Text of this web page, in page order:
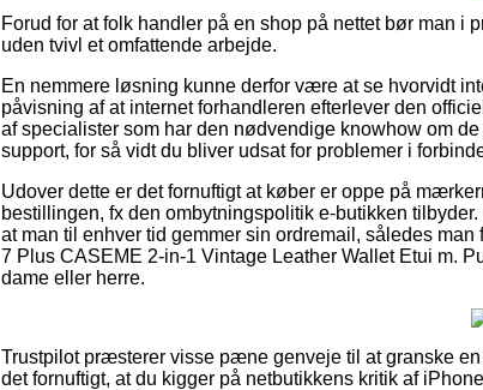
Forud for at folk handler på en shop på nettet bør man i
uden tvivl et omfattende arbejde.
En nemmere løsning kunne derfor være at se hvorvidt
påvisning af at internet forhandleren efterlever den
af specialister som har den nødvendige knowhow om
support, for så vidt du bliver udsat for problemer i
Udover dette er det fornuftigt at køber er oppe på
bestillingen, fx den ombytningspolitik e-butikken
at man til enhver tid gemmer sin ordremail, således
7 Plus CASEME 2-in-1 Vintage Leather Wallet Etui m.
dame eller herre.
Trustpilot præsterer visse pæne genveje til at granske
det fornuftigt, at du kigger på netbutikkens kritik af